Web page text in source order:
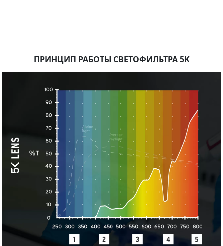
ПРИНЦИП РАБОТЫ СВЕТОФИЛЬТРА 5K